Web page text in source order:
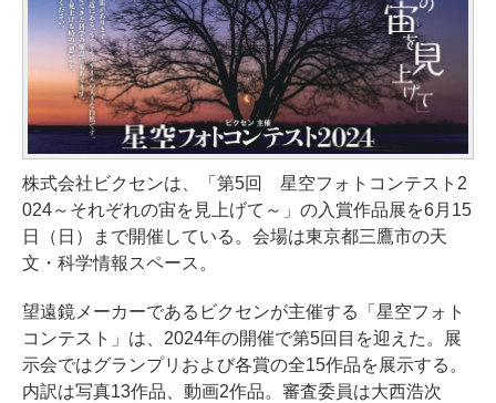
株式会社ビクセンは、「第5回 星空フォトコンテスト2
024～それぞれの宙を見上げて～」の入賞作品展を6月15
日（日）まで開催している。会場は東京都三鷹市の天
文・科学情報スペース。
望遠鏡メーカーであるビクセンが主催する「星空フォト
コンテスト」は、2024年の開催で第5回目を迎えた。展
示会ではグランプリおよび各賞の全15作品を展示する。
内訳は写真13作品、動画2作品。審査委員は大西浩次